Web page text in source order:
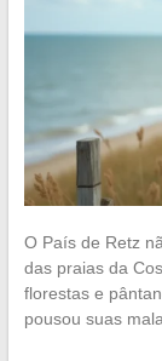
O País de Retz
das praias da
florestas e
pousou suas